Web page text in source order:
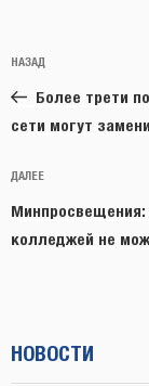
по
записям
Предыдущая
запись:
НАЗАД
Более трети
сети могут
Следующая
запись
ДАЛЕЕ
Минпросвещения:
колледжей не
НОВОСТИ